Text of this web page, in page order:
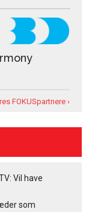
FOKUSpartnere ›
Vil have
som